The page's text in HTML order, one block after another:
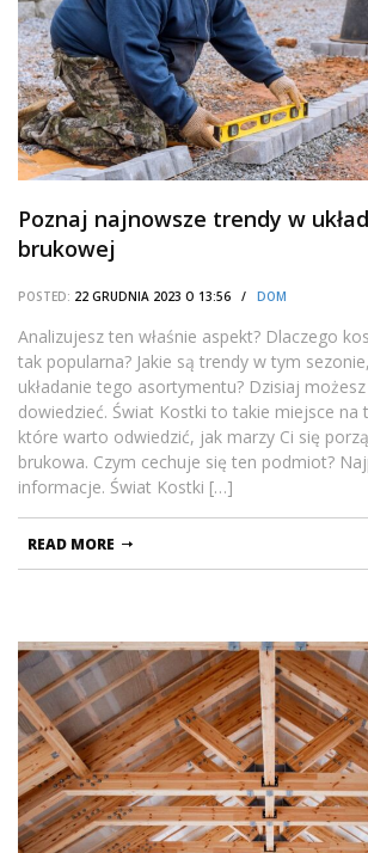
Poznaj najnowsze trendy w
brukowej
POSTED: 22 GRUDNIA 2023 O 13:56 / DOM
Analizujesz ten właśnie aspekt? Dlaczego
tak popularna? Jakie są trendy w tym
układanie tego asortymentu? Dzisiaj
dowiedzieć. Świat Kostki to takie miejsce na
które warto odwiedzić, jak marzy Ci się
brukowa. Czym cechuje się ten podmiot?
informacje. Świat Kostki […]
READ MORE